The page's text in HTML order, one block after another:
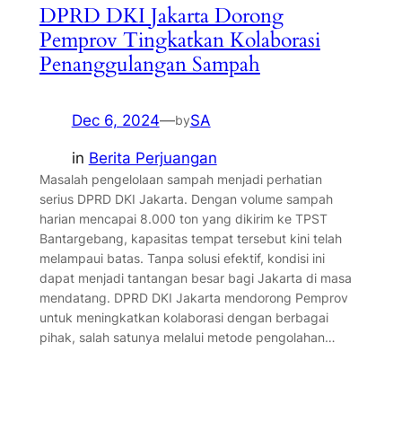
DPRD DKI Jakarta Dorong
Pemprov Tingkatkan Kolaborasi
Penanggulangan Sampah
Dec 6, 2024—bySA
in Berita Perjuangan
Masalah pengelolaan sampah menjadi perhatian
serius DPRD DKI Jakarta. Dengan volume sampah
harian mencapai 8.000 ton yang dikirim ke TPST
Bantargebang, kapasitas tempat tersebut kini telah
melampaui batas. Tanpa solusi efektif, kondisi ini
dapat menjadi tantangan besar bagi Jakarta di masa
mendatang. DPRD DKI Jakarta mendorong Pemprov
untuk meningkatkan kolaborasi dengan berbagai
pihak, salah satunya melalui metode pengolahan…